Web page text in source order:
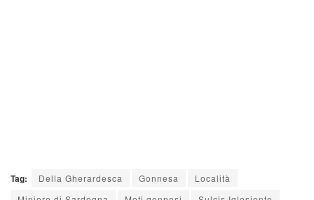
Tag: Della Gherardesca Gonnesa
Località